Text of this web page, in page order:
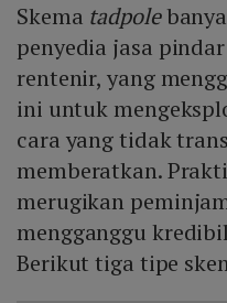
Skema tadpole
penyedia jasa
rentenir, yang
ini untuk
cara yang tidak
memberatkan.
merugikan
mengganggu
Berikut tiga tipe